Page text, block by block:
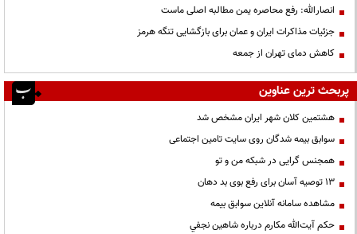
انصارالله: رفع محاصره یمن مطالبه اصلی ماست
جزئیات مذاکرات ایران و عمان برای بازگشایی تنگه هرمز
کاهش دمای تهران از جمعه
پربحث ترین عناوین
هشتمین کلان شهر ایران مشخص شد
سوابق بیمه شدگان روی سایت تامین اجتماعی
همجنس گرایی در شبکه من و تو
13 توصیه آسان برای رفع بوی بد دهان
مشاهده سامانه آنلاين سوابق بیمه
حكم آيت‌الله مكارم درباره شاهين نجفي